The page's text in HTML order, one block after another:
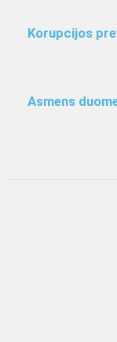
Korupcijos
Asmens